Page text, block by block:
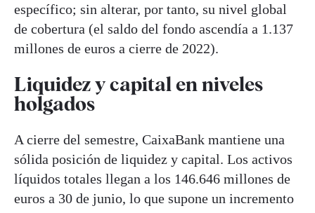
específico; sin alterar, por tanto, su nivel global
de cobertura (el saldo del fondo ascendía a 1.137
millones de euros a cierre de 2022).
Liquidez y capital en niveles
holgados
A cierre del semestre, CaixaBank mantiene una
sólida posición de liquidez y capital. Los activos
líquidos totales llegan a los 146.646 millones de
euros a 30 de junio, lo que supone un incremento